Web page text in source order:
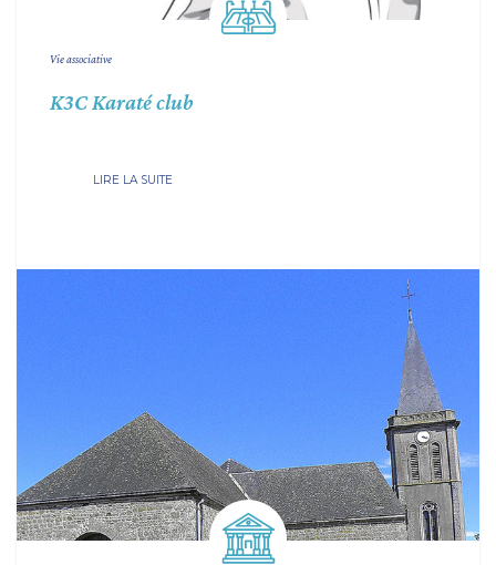
Vie associative
K3C Karaté club
LIRE LA SUITE